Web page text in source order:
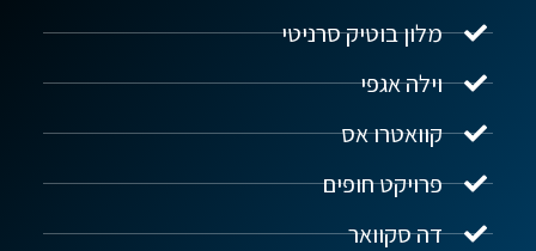
מלון בוטיק סרניטי
וילה אגפי
קוואטרו אס
פרויקט חופים
דה סקוואר
נדל"ן ביוון G.R.E
שלום! איך אפשר לעזור?